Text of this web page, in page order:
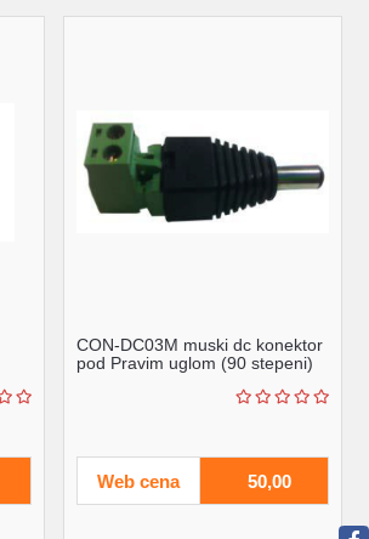
CON-DC03M muski dc konektor
pod Pravim uglom (90 stepeni)
Web cena 50,00